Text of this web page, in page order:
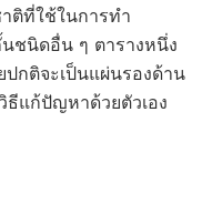
ติที่ใช้ในการทำ
นชนิดอื่น ๆ ตารางหนึ่ง
กติจะเป็นแผ่นรองด้าน
แก้ปัญหาด้วยตัวเอง